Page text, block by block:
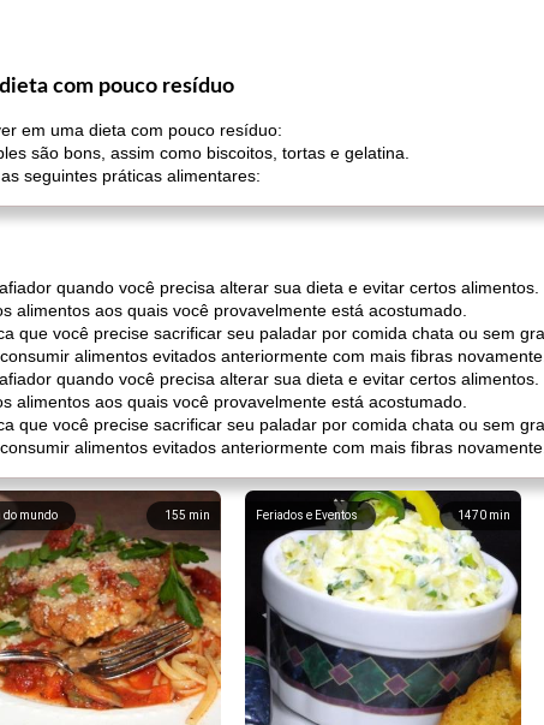
com pouco resíduo
em uma dieta com pouco resíduo:
são bons, assim como biscoitos, tortas e gelatina.
seguintes práticas alimentares:
quando você precisa alterar sua dieta e evitar certos
alimentos aos quais você provavelmente está acostumado.
que você precise sacrificar seu paladar por comida chata ou sem
alimentos evitados anteriormente com mais fibras novamente.
quando você precisa alterar sua dieta e evitar certos
alimentos aos quais você provavelmente está acostumado.
que você precise sacrificar seu paladar por comida chata ou sem
alimentos evitados anteriormente com mais fibras novamente.
155 min
do mundo 1470 min
Feriados e Eventos